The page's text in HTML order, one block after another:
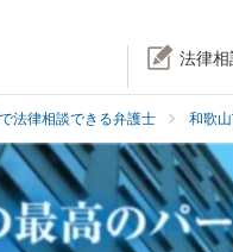
法律相
法律相談できる弁護士 和歌